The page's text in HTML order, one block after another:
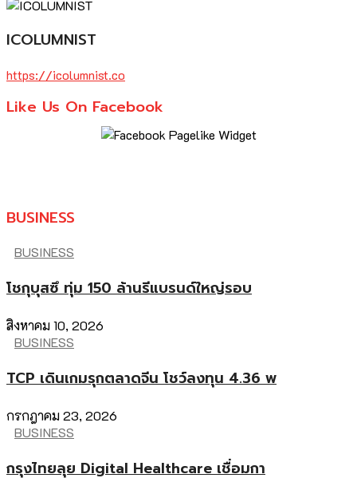
ICOLUMNIST
https://icolumnist.co
Like Us On Facebook
BUSINESS
BUSINESS
โชกุบุสซึ ทุ่ม 150 ล้านรีแบรนด์ใหญ่รอบ
สิงหาคม 10, 2026
BUSINESS
TCP เดินเกมรุกตลาดจีน โชว์ลงทุน 4.36 พ
กรกฎาคม 23, 2026
BUSINESS
กรุงไทยลุย Digital Healthcare เชื่อมกา